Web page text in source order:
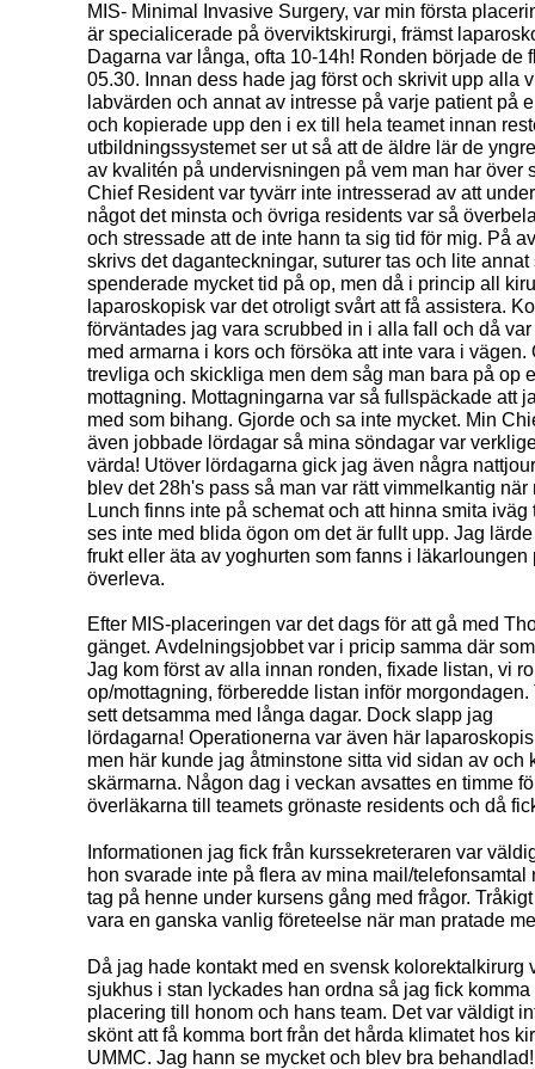
MIS- Minimal Invasive Surgery, var min första
är specialicerade på överviktskirurgi, främst
Dagarna var långa, ofta 10-14h! Ronden började de
05.30. Innan dess hade jag först och skrivit upp alla
labvärden och annat av intresse på varje patient på
och kopierade upp den i ex till hela teamet innan
utbildningssystemet ser ut så att de äldre lär de
av kvalitén på undervisningen på vem man har över
Chief Resident var tyvärr inte intresserad av att
något det minsta och övriga residents var så
och stressade att de inte hann ta sig tid för mig. På
skrivs det daganteckningar, suturer tas och lite
spenderade mycket tid på op, men då i princip all
laparoskopisk var det otroligt svårt att få assistera.
förväntades jag vara scrubbed in i alla fall och då
med armarna i kors och försöka att inte vara i vägen.
trevliga och skickliga men dem såg man bara på op
mottagning. Mottagningarna var så fullspäckade att
med som bihang. Gjorde och sa inte mycket. Min
även jobbade lördagar så mina söndagar var
värda! Utöver lördagarna gick jag även några
blev det 28h's pass så man var rätt vimmelkantig när
Lunch finns inte på schemat och att hinna smita
ses inte med blida ögon om det är fullt upp. Jag
frukt eller äta av yoghurten som fanns i läkarloungen
överleva.
Efter MIS-placeringen var det dags för att gå med
gänget. Avdelningsjobbet var i pricip samma där
Jag kom först av alla innan ronden, fixade listan, vi
op/mottagning, förberedde listan inför morgondagen.
sett detsamma med långa dagar. Dock slapp jag
lördagarna! Operationerna var även här
men här kunde jag åtminstone sitta vid sidan av och
skärmarna. Någon dag i veckan avsattes en timme
överläkarna till teamets grönaste residents och då
Informationen jag fick från kurssekreteraren var
hon svarade inte på flera av mina mail/telefonsamtal
tag på henne under kursens gång med frågor.
vara en ganska vanlig företeelse när man pratade
Då jag hade kontakt med en svensk kolorektalkirurg
sjukhus i stan lyckades han ordna så jag fick
placering till honom och hans team. Det var väldigt
skönt att få komma bort från det hårda klimatet hos
UMMC. Jag hann se mycket och blev bra behandlad!